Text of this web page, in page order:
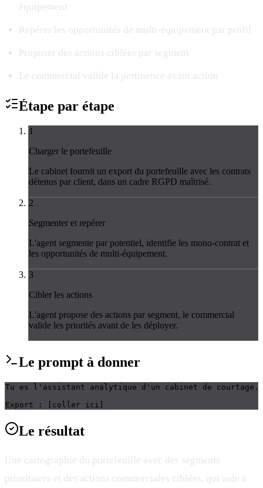
équipement
Repérer les opportunités de multi-équipement par profil
Proposer des actions ciblées par segment
Le commercial valide la pertinence avant action
Étape par étape
1
Charger le portefeuille
Le cabinet fournit un export du portefeuille avec les contrats
détenus par client, dans un cadre RGPD maîtrisé.
2
Segmenter et repérer
L'agent segmente par potentiel, identifie les mono-contrat et
les opportunités de multi-équipement.
3
Cibler les actions
L'agent propose des actions par segment, le commercial
valide les priorités avant de les déployer.
Le prompt à donner
Tu es l'assistant analytique d'un cabinet de
Export : [coller ici]
Le résultat
Une cartographie du portefeuille avec des segments
prioritaires et des actions commerciales ciblées, qui aide à